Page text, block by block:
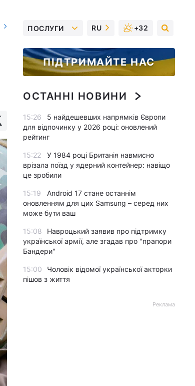
ПОСЛУГИ RU +32
ПІДТРИМАЙТЕ НАС
ОСТАННІ НОВИНИ
15:26
5 найдешевших напрямків Європи
для відпочинку у 2026 році: оновлений
рейтинг
15:22
У 1984 році Британія навмисно
врізала поїзд у ядерний контейнер: навіщо
це зробили
15:19
Android 17 стане останнім
оновленням для цих Samsung – серед них
може бути ваш
15:08
Навроцький заявив про підтримку
української армії, але згадав про "прапори
Бандери"
15:00
Чоловік відомої української акторки
пішов з життя
Реклама